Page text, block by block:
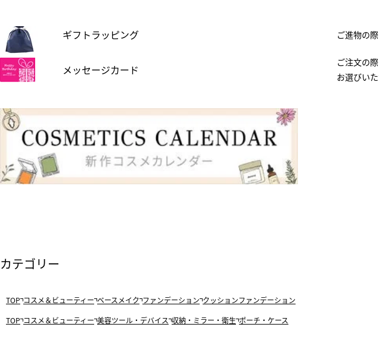
ギフトラッピング ご進物の
メッセージカード
ご注文の
お選びい
カテゴリー
TOP コスメ＆ビューティー ベースメイク ファンデーション クッションファンデーション
TOP コスメ＆ビューティー 美容ツール・デバイス 収納・ミラー・衛生 ポーチ・ケース